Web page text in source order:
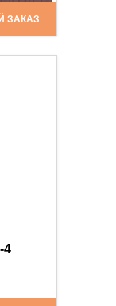
ЗАКАЗ
4